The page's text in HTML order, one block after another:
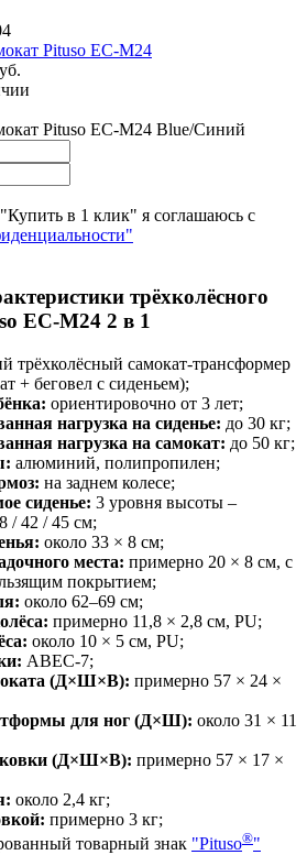
Pituso EC-M24
Pituso EC-M24 Blue/Синий
в 1 клик" я соглашаюсь с
трёхколёсного
EC-M24 2 в 1
трёхколёсный самокат‑трансформер
+ беговел с сиденьем);
ориентировочно от 3 лет;
нагрузка на сиденье: до 30 кг;
нагрузка на самокат: до 50 кг;
алюминий, полипропилен;
на заднем колесе;
сиденье: 3 уровня высоты –
/ 42 / 45 см;
около 33 × 8 см;
места: примерно 20 × 8 см, с
покрытием;
около 62–69 см;
примерно 11,8 × 2,8 см, PU;
около 10 × 5 см, PU;
ABEC‑7;
(Д×Ш×В): примерно 57 × 24 ×
для ног (Д×Ш): около 31 × 11
(Д×Ш×В): примерно 57 × 17 ×
около 2,4 кг;
примерно 3 кг;
товарный знак "Pituso®"